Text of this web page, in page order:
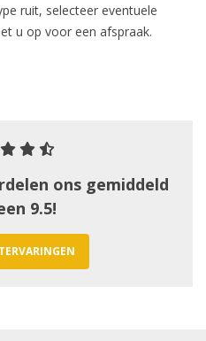
ruit, selecteer eventuele
u op voor een afspraak.
ons gemiddeld
9.5!